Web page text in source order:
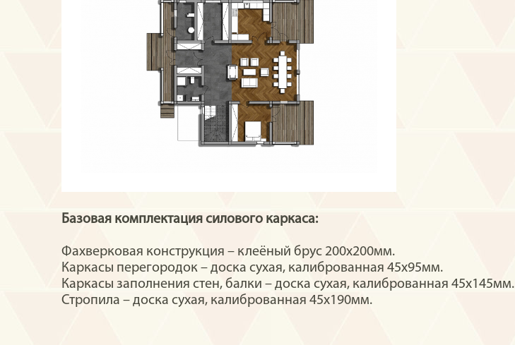
Базовая комплектация силового каркаса:
Фахверковая конструкция – клеёный брус 200х200мм.
Каркасы перегородок – доска сухая, калиброванная 45х95мм.
Каркасы заполнения стен, балки – доска сухая, калиброванная 45х145мм.
Стропила – доска сухая, калиброванная 45х190мм.